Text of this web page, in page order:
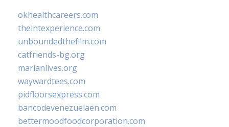
okhealthcareers.com
theintexperience.com
unboundedthefilm.com
catfriends-bg.org
marianlives.org
waywardtees.com
pidfloorsexpress.com
bancodevenezuelaen.com
bettermoodfoodcorporation.com